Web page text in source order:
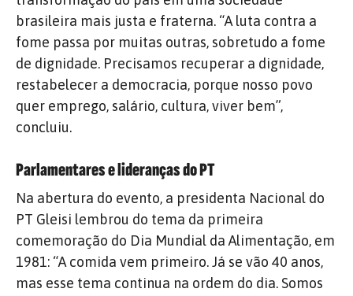
brasileira mais justa e fraterna. “A luta contra a
fome passa por muitas outras, sobretudo a fome
de dignidade. Precisamos recuperar a dignidade,
restabelecer a democracia, porque nosso povo
quer emprego, salário, cultura, viver bem”,
concluiu.
Parlamentares e lideranças do PT
Na abertura do evento, a presidenta Nacional do
PT Gleisi lembrou do tema da primeira
comemoração do Dia Mundial da Alimentação, em
1981: “A comida vem primeiro. Já se vão 40 anos,
mas esse tema continua na ordem do dia. Somos